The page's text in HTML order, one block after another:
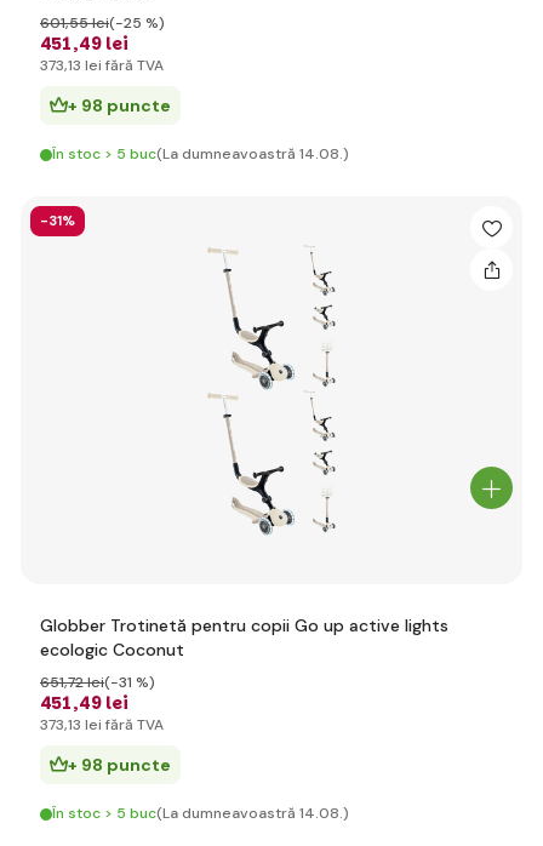
451,49 lei
601,55 lei(-25 %)
373,13 lei fără TVA
+ 98 puncte
În stoc > 5 buc(La dumneavoastră 14.08.)
-31%
Globber Trotinetă pentru copii Go up active lights
ecologic Coconut
451,49 lei
651,72 lei(-31 %)
373,13 lei fără TVA
+ 98 puncte
În stoc > 5 buc(La dumneavoastră 14.08.)